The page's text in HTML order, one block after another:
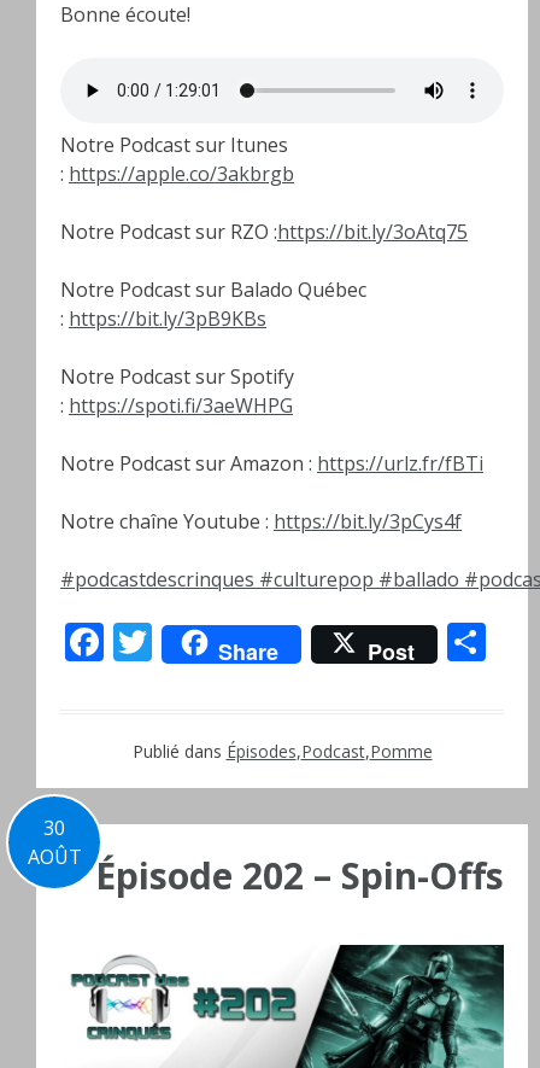
Bonne écoute!
Notre Podcast sur Itunes
: https://apple.co/3akbrgb
Notre Podcast sur RZO :https://bit.ly/3oAtq75
Notre Podcast sur Balado Québec
: https://bit.ly/3pB9KBs
Notre Podcast sur Spotify
: https://spoti.fi/3aeWHPG
Notre Podcast sur Amazon : https://urlz.fr/fBTi
Notre chaîne Youtube : https://bit.ly/3pCys4f
#podcastdescrinques #culturepop #ballado
Facebook
Twitter
Share Post
Publié dans Épisodes,Podcast,Pomme
30
AOÛT Épisode 202 – Spin-Offs